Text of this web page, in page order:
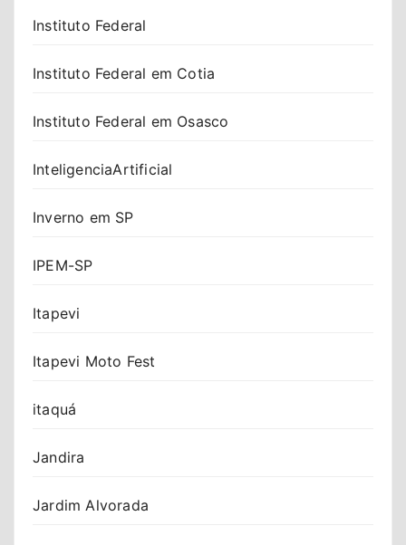
Instituto Federal
Instituto Federal em Cotia
Instituto Federal em Osasco
InteligenciaArtificial
Inverno em SP
IPEM-SP
Itapevi
Itapevi Moto Fest
itaquá
Jandira
Jardim Alvorada